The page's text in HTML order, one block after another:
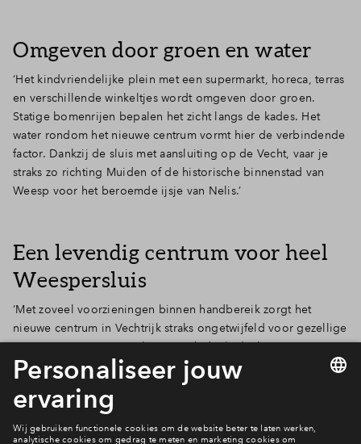
Omgeven door groen en water
‘Het kindvriendelijke plein met een supermarkt, horeca, terras
en verschillende winkeltjes wordt omgeven door groen.
Statige bomenrijen bepalen het zicht langs de kades. Het
water rondom het nieuwe centrum vormt hier de verbindende
factor. Dankzij de sluis met aansluiting op de Vecht, vaar je
straks zo richting Muiden of de historische binnenstad van
Weesp voor het beroemde ijsje van Nelis.’
Een levendig centrum voor heel
Weespersluis
‘Met zoveel voorzieningen binnen handbereik zorgt het
nieuwe centrum in Vechtrijk straks ongetwijfeld voor gezellige
reuring. Op onze vraag hoe Patrick denkt dat het centrum er
over 5 jaar uitziet, hoeft hij niet lang na te denken. ‘Dan is hier
écht volop leven en gezelligheid. Aan de kwaliteit van het
ontwerp zal het niet liggen,’ sluit hij lachend af.